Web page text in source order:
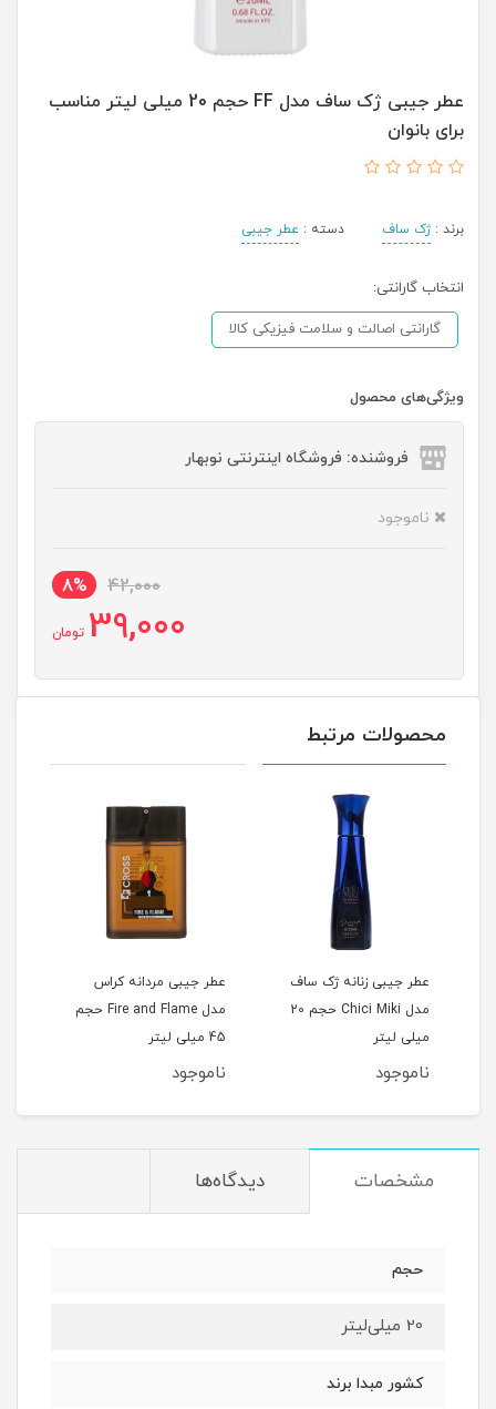
عطر جیبی ژک ساف مدل FF حجم 20 میلی لیتر مناسب
برای بانوان
برند : ژک ساف دسته : عطر جیبی
انتخاب گارانتی:
گارانتی اصالت و سلامت فیزیکی کالا
ویژگی‌های محصول
فروشنده: فروشگاه اینترنتی نوبهار
ناموجود
42,000
8%
39,000 تومان
محصولات مرتبط
عطر جیبی زنانه ژک ساف
مدل Chici Miki حجم 20
میلی لیتر
ناموجود
عطر جیبی مردانه کراس
مدل Fire and Flame حجم
45 میلی لیتر
ناموجود
مشخصات دیدگاه‌ها
حجم
20 میلی‌لیتر
کشور مبدا برند